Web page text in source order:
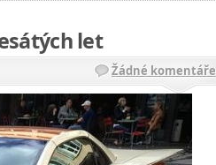
let
Žádné komentáře